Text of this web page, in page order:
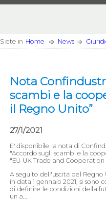
Siete in Home News
Nota
scambi e la
il Regno Unito”
27/1/2021
E' disponibile la nota di
"Accordo sugli scambi e la
"EU-UK Trade and
A seguito dell'uscita del
in data 1 gennaio 2021, si
di definire le condizioni della
un a...